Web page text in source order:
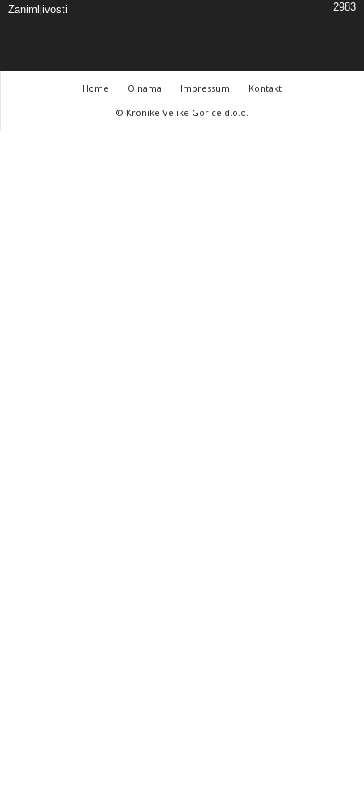
Zanimljivosti 2983
Home O nama Impressum
Kontakt
© Kronike Velike Gorice d.o.o.